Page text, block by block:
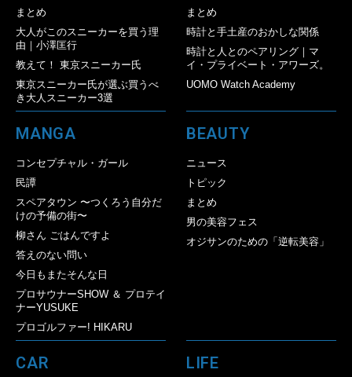
まとめ
大人がこのスニーカーを買う理
由｜小澤匡行
教えて！ 東京スニーカー氏
東京スニーカー氏が選ぶ買うべ
き大人スニーカー3選
まとめ
時計と手土産のおかしな関係
時計と人とのペアリング｜マ
イ・プライベート・アワーズ。
UOMO Watch Academy
MANGA
コンセプチャル・ガール
民譚
スペアタウン 〜つくろう自分だ
けの予備の街〜
柳さん ごはんですよ
答えのない問い
今日もまたそんな日
プロサウナーSHOW ＆ プロテイ
ナーYUSUKE
プロゴルファー! HIKARU
BEAUTY
ニュース
トピック
まとめ
男の美容フェス
オジサンのための「逆転美容」
CAR LIFE